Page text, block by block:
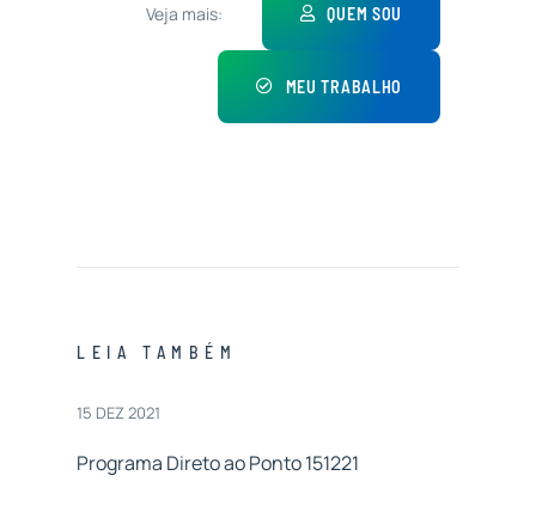
Veja mais: QUEM SOU
MEU TRABALHO
LEIA TAMBÉM
15 DEZ 2021
Programa Direto ao Ponto 151221